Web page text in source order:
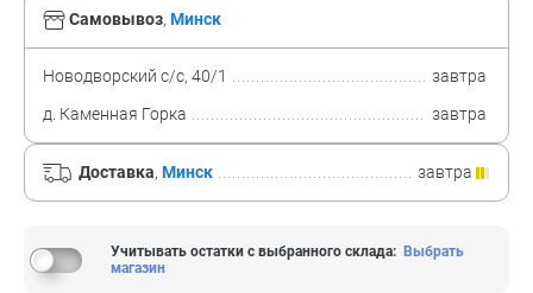
Самовывоз, Минск
Новодворский с/с, 40/1
завтра
д. Каменная Горка
завтра
Доставка, Минск завтра
Учитывать остатки с выбранного склада: Выбрать
магазин